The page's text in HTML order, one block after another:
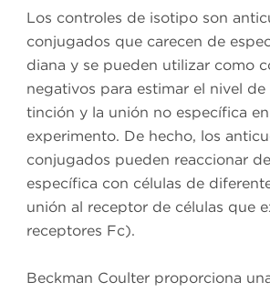
Los controles de isotipo son
conjugados que carecen de
diana y se pueden utilizar como
negativos para estimar el nivel
tinción y la unión no específica
experimento. De hecho, los
conjugados pueden reaccionar
específica con células de
unión al receptor de células que
receptores Fc).
Beckman Coulter proporciona